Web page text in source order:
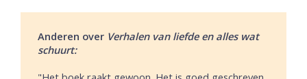
Anderen over Verhalen van liefde en alles wat
schuurt: